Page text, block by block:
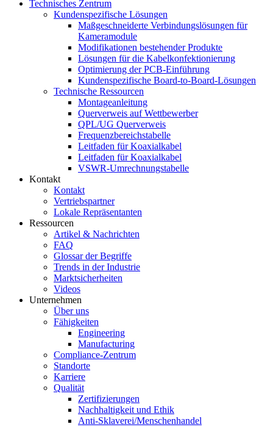
Technisches Zentrum
Kundenspezifische Lösungen
Maßgeschneiderte Verbindungslösungen für
Kameramodule
Modifikationen bestehender Produkte
Lösungen für die Kabelkonfektionierung
Optimierung der PCB-Einführung
Kundenspezifische Board-to-Board-Lösungen
Technische Ressourcen
Montageanleitung
Querverweis auf Wettbewerber
QPL/UG Querverweis
Frequenzbereichstabelle
Leitfaden für Koaxialkabel
Leitfaden für Koaxialkabel
VSWR-Umrechnungstabelle
Kontakt
Kontakt
Vertriebspartner
Lokale Repräsentanten
Ressourcen
Artikel & Nachrichten
FAQ
Glossar der Begriffe
Trends in der Industrie
Marktsicherheiten
Videos
Unternehmen
Über uns
Fähigkeiten
Engineering
Manufacturing
Compliance-Zentrum
Standorte
Karriere
Qualität
Zertifizierungen
Nachhaltigkeit und Ethik
Anti-Sklaverei/Menschenhandel